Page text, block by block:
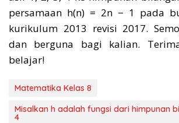
persamaan h(n) = 2n − 1 pada
kurikulum 2013 revisi 2017.
dan berguna bagi kalian.
belajar!
Matematika Kelas 8
Misalkan h adalah fungsi dari himpunan
4